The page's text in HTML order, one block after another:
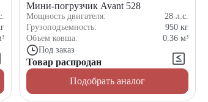
Мини-погрузчик Avant 528
Мощность двигателя: 28 л.с.
Грузоподъемность:
950 кг
Объем ковша:
0.36 м³
Под заказ
Товар распродан
Подобрать аналог